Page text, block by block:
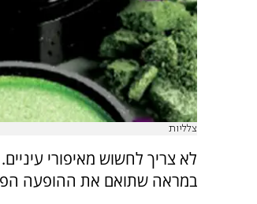
צלליות
לא צריך לחשוש מאיפורי
במראה שתואם את ההופעה